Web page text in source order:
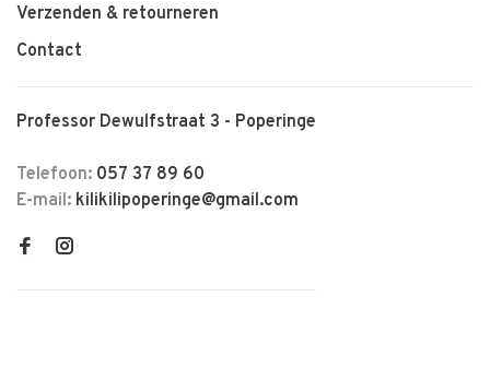
Verzenden & retourneren
Contact
Professor Dewulfstraat 3 - Poperinge
Telefoon: 057 37 89 60
E-mail: kilikilipoperinge@gmail.com